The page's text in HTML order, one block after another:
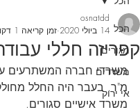
הכל
מגורים
משרדים
אי ירוק
קפריזה חללי
osnatdd
14 ביולי 2020
זמן קריאה 1 דקות
מ"ר. בעבר היה החלל
משרד אישיים סגורים.